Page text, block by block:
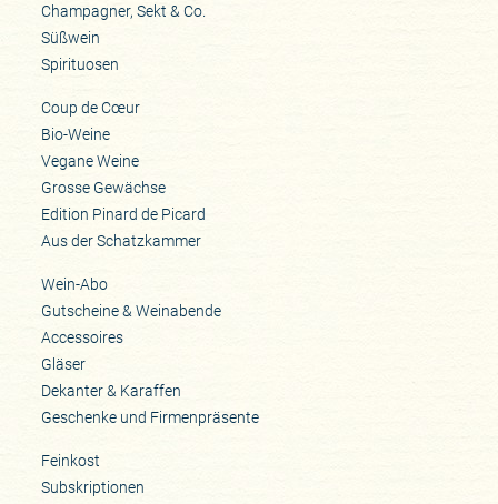
Champagner, Sekt & Co.
Süßwein
Spirituosen
Coup de Cœur
Bio-Weine
Vegane Weine
Grosse Gewächse
Edition Pinard de Picard
Aus der Schatzkammer
Wein-Abo
Gutscheine & Weinabende
Accessoires
Gläser
Dekanter & Karaffen
Geschenke und Firmenpräsente
Feinkost
Subskriptionen